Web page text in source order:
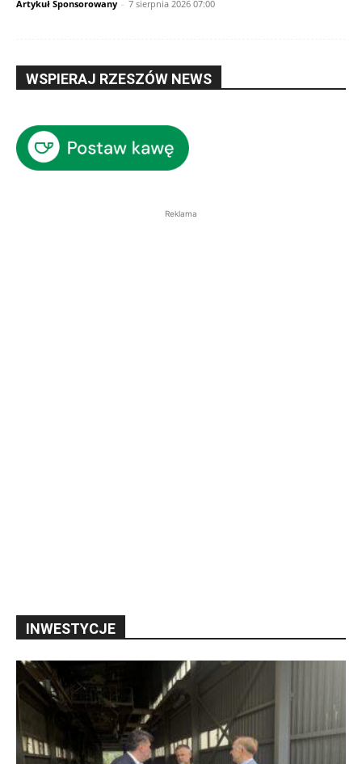
Artykuł Sponsorowany - 7 sierpnia 2026 07:00
WSPIERAJ RZESZÓW NEWS
Reklama
INWESTYCJE